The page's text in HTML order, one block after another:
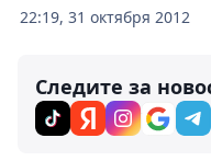
22:19, 31 октября 2012
Следите за